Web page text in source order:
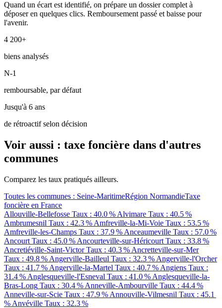
Quand un écart est identifié, on prépare un dossier complet à
déposer en quelques clics. Remboursement passé et baisse pour
l'avenir.
4 200+
biens analysés
N-1
remboursable, par défaut
Jusqu'à 6 ans
de rétroactif selon décision
Voir aussi : taxe foncière dans d'autres
communes
Comparez les taux pratiqués ailleurs.
Toutes les communes : Seine-MaritimeRégion NormandieTaxe
foncière en France
Allouville-Bellefosse Taux : 40.0 % Alvimare Taux : 40.5 %
Ambrumesnil Taux : 42.3 % Amfreville-la-Mi-Voie Taux : 53.5 %
Amfreville-les-Champs Taux : 37.9 % Anceaumeville Taux : 57.0 %
Ancourt Taux : 45.0 % Ancourteville-sur-Héricourt Taux : 33.8 %
Ancretiéville-Saint-VictorTaux : 40.3 % Ancretteville-sur-Mer
Taux : 49.8 % Angerville-Bailleul Taux : 32.3 % Angerville-l'Orcher
Taux : 41.7 % Angerville-la-Martel Taux : 40.7 % Angiens Taux :
31.4 % Anglesqueville-l'Esneval Taux : 41.0 % Anglesqueville-la-
Bras-Long Taux : 30.4 % Anneville-Ambourville Taux : 44.4 %
Anneville-sur-Scie Taux : 47.9 % Annouville-Vilmesnil Taux : 45.1
% Anvéville Taux : 32.3 %